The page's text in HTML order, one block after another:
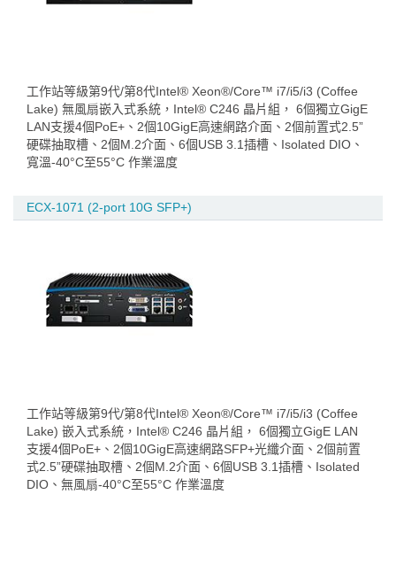
工作站等級第9代/第8代Intel® Xeon®/Core™ i7/i5/i3 (Coffee
Lake) 無風扇嵌入式系統，Intel® C246 晶片組， 6個獨立GigE
LAN支援4個PoE+、2個10GigE高速網路介面、2個前置式2.5”
硬碟抽取槽、2個M.2介面、6個USB 3.1插槽、Isolated DIO、
寬溫-40°C至55°C 作業溫度
ECX-1071 (2-port 10G SFP+)
工作站等級第9代/第8代Intel® Xeon®/Core™ i7/i5/i3 (Coffee
Lake) 嵌入式系統，Intel® C246 晶片組， 6個獨立GigE LAN
支援4個PoE+、2個10GigE高速網路SFP+光纖介面、2個前置
式2.5”硬碟抽取槽、2個M.2介面、6個USB 3.1插槽、Isolated
DIO、無風扇-40°C至55°C 作業溫度